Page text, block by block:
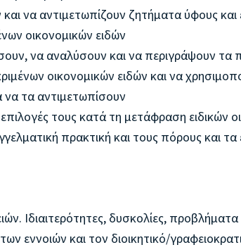
και να αντιμετωπίζουν ζητήματα ύφους
οικονομικών ειδών
να αναλύσουν και να περιγράψουν
οικονομικών ειδών και να
τα αντιμετωπίσουν
τους κατά τη μετάφραση ειδικών
πρακτική και τους πόρους και
Ιδιαιτερότητες, δυσκολίες,
εννοιών και τον διοικητικό/